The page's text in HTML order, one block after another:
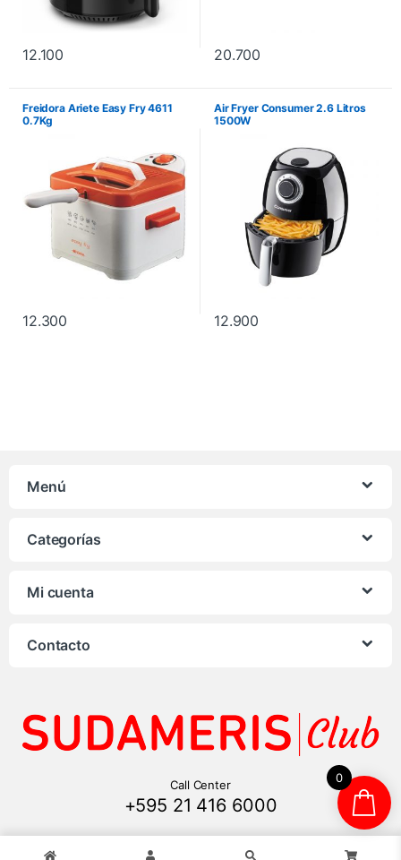
12.100 20.700
Freidora Ariete Easy Fry 4611
0.7Kg
12.300
Air Fryer Consumer 2.6 Litros
1500W
12.900
Menú
Categorías
Mi cuenta
Contacto
Call Center
+595 21 416 6000
0